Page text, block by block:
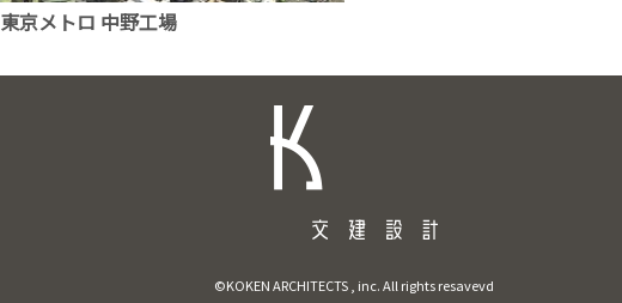
東京メトロ 中野工場
©KOKEN ARCHITECTS , inc. All rights resavevd